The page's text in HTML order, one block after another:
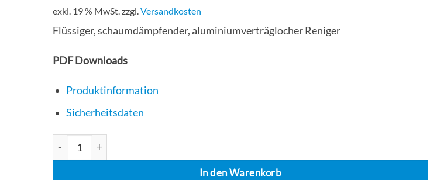
exkl. 19 % MwSt.zzgl.Versandkosten
Flüssiger, schaumdämpfender, aluminiumverträglocher Reniger
PDF Downloads
Produktinformation
Sicherheitsdaten
Winterhalter F865 Plus Alu-Gerätereiniger für gewerbliche Gerätespülmaschinen, 25kg Menge
In den Warenkorb